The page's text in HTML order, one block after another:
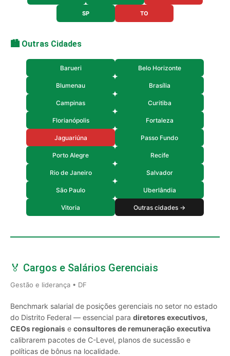
SP TO
🏙️ Outras Cidades
Barueri Belo Horizonte
Blumenau Brasília
Campinas Curitiba
Florianópolis Fortaleza
Jaguariúna Passo Fundo
Porto Alegre Recife
Rio de Janeiro Salvador
São Paulo Uberlândia
Vitoria Outras cidades →
🏅 Cargos e Salários Gerenciais
Gestão e liderança • DF
Benchmark salarial de posições gerenciais no setor no estado
do Distrito Federal — essencial para diretores executivos,
CEOs regionais e consultores de remuneração executiva
calibrarem pacotes de C-Level, planos de sucessão e
políticas de bônus na localidade.